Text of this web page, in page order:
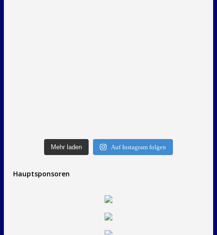
Mehr laden Auf Instagram folgen
Hauptsponsoren